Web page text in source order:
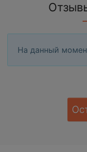
На данный